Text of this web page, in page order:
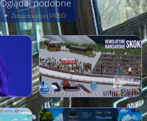
Oglądaj podobne
Zobacz więcej VIDEO